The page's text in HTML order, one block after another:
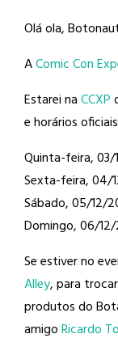
Olá ola,
AComic Con
Estarei naCCXP
e horários
Quinta-feira, 03/
Sexta-feira, 04/
Sábado, 05/12/
Domingo, 06/12/
Se estiver no
Alley, para
produtos do
amigoRicardo